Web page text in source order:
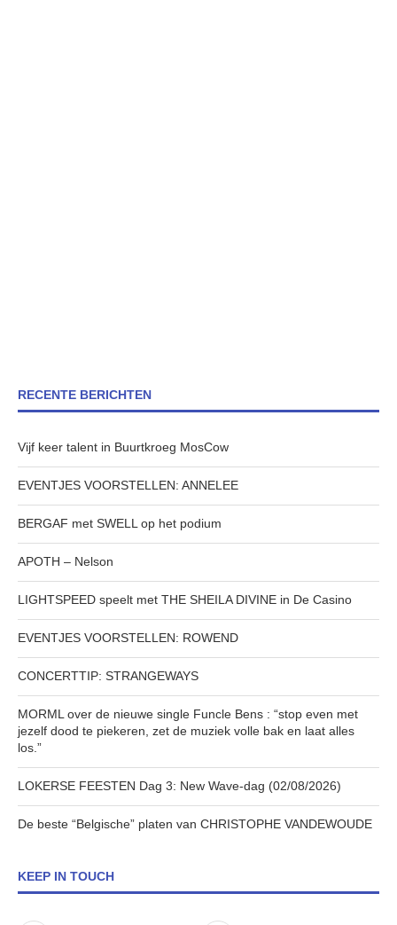
RECENTE BERICHTEN
Vijf keer talent in Buurtkroeg MosCow
EVENTJES VOORSTELLEN: ANNELEE
BERGAF met SWELL op het podium
APOTH – Nelson
LIGHTSPEED speelt met THE SHEILA DIVINE in De Casino
EVENTJES VOORSTELLEN: ROWEND
CONCERTTIP: STRANGEWAYS
MORML over de nieuwe single Funcle Bens : “stop even met
jezelf dood te piekeren, zet de muziek volle bak en laat alles
los.”
LOKERSE FEESTEN Dag 3: New Wave-dag (02/08/2026)
De beste “Belgische” platen van CHRISTOPHE VANDEWOUDE
KEEP IN TOUCH